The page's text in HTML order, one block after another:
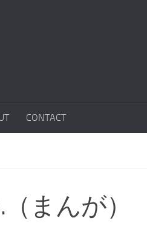
CONTACT
まんが）